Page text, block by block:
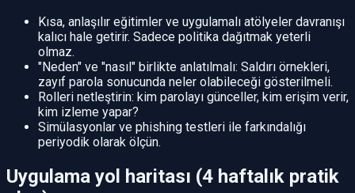
Kısa, anlaşılır eğitimler ve uygulamalı atölyeler davranışı
kalıcı hale getirir. Sadece politika dağıtmak yeterli
olmaz.
"Neden" ve "nasıl" birlikte anlatılmalı: Saldırı örnekleri,
zayıf parola sonucunda neler olabileceği gösterilmeli.
Rolleri netleştirin: kim parolayı günceller, kim erişim verir,
kim izleme yapar?
Simülasyonlar ve phishing testleri ile farkındalığı
periyodik olarak ölçün.
Uygulama yol haritası (4 haftalık pratik